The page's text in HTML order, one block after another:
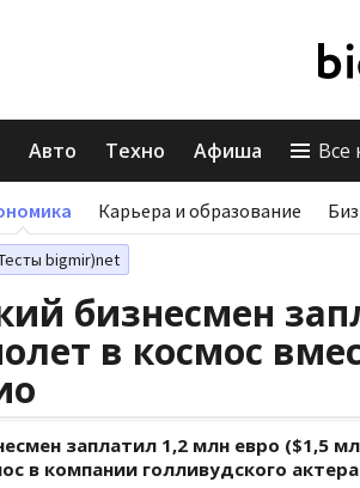
Авто Техно Афиша Все
Карьера и образование
bigmir)net
бизнесмен
в космос
заплатил 1,2 млн евро ($1,5
в компании голливудского